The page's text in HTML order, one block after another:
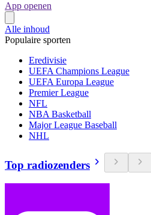
App openen
Alle inhoud
Populaire sporten
Eredivisie
UEFA Champions League
UEFA Europa League
Premier League
NFL
NBA Basketball
Major League Baseball
NHL
Top radiozenders